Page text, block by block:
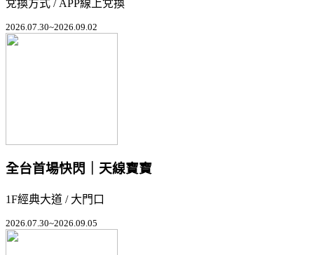
兌換方式 / APP線上兌換
2026.07.30~2026.09.02
全台首場快閃｜天線寶寶
1F經典大道 / 大門口
2026.07.30~2026.09.05